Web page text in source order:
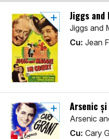
Jiggs
Jiggs and
Cu: Jean
Arsenic
Arsenic
Cu: Cary